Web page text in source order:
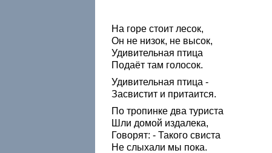
На горе стоит лесок,
Он не низок, не высок,
Удивительная птица
Подаёт там голосок.
Удивительная птица -
Засвистит и притаится.
По тропинке два туриста
Шли домой издалека,
Говорят: - Такого свиста
Не слыхали мы пока.